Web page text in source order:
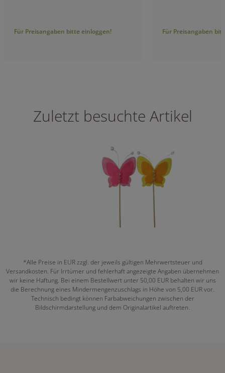
Für Preisangaben bitte einloggen! Für Preisangaben
Zuletzt besuchte Artikel
*Alle Preise in EUR zzgl. der jeweils gültigen Mehrwertsteuer und
Versandkosten. Für Irrtümer und fehlerhaft angezeigte Angaben übernehmen
wir keine Haftung. Bei einem Bestellwert unter 50,00 EUR behalten wir uns
die Berechnung eines Mindermengenzuschlags in Höhe von 5,00 EUR vor.
Technisch bedingt können Farbabweichungen zwischen der
Bildschirmdarstellung und dem Originalartikel auftreten.